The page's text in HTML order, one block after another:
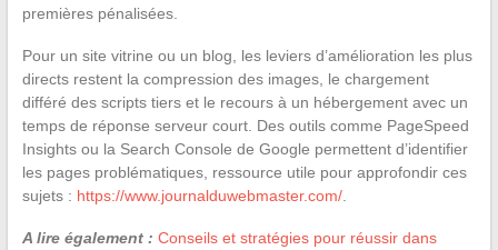
premières pénalisées.
Pour un site vitrine ou un blog, les leviers d’amélioration les plus
directs restent la compression des images, le chargement
différé des scripts tiers et le recours à un hébergement avec un
temps de réponse serveur court. Des outils comme PageSpeed
Insights ou la Search Console de Google permettent d’identifier
les pages problématiques, ressource utile pour approfondir ces
sujets : https://www.journalduwebmaster.com/.
A lire également : Conseils et stratégies pour réussir dans